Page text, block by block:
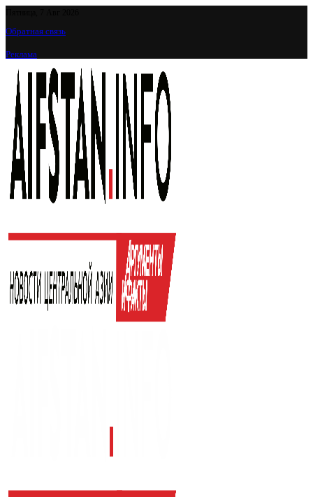
Обратная связь
Реклама